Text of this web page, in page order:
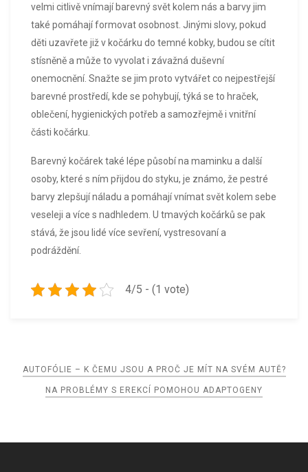
velmi citlivě vnímají barevný svět kolem nás a barvy jim
také pomáhají formovat osobnost. Jinými slovy, pokud
děti uzavřete již v kočárku do temné kobky, budou se cítit
stísněně a může to vyvolat i závažná duševní
onemocnění. Snažte se jim proto vytvářet co nejpestřejší
barevné prostředí, kde se pohybují, týká se to hraček,
oblečení, hygienických potřeb a samozřejmě i vnitřní
části kočárku.
Barevný kočárek také lépe působí na maminku a další
osoby, které s ním přijdou do styku, je známo, že pestré
barvy zlepšují náladu a pomáhají vnímat svět kolem sebe
veseleji a více s nadhledem. U tmavých kočárků se pak
stává, že jsou lidé více sevření, vystresovaní a
podráždění.
4/5 - (1 vote)
Navigace
AUTOFÓLIE – K ČEMU JSOU A PROČ JE MÍT NA SVÉM AUTĚ?
NA PROBLÉMY S EREKCÍ POMOHOU ADAPTOGENY